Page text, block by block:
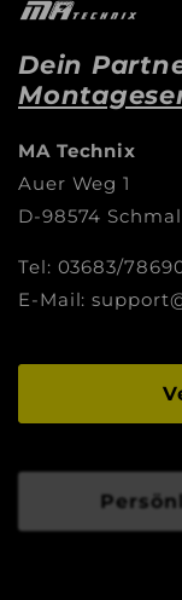
Dein
MA Technix
Auer Weg 1
D-98574
Tel: 03683/
E-Mail: